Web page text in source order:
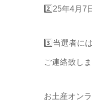
2️⃣25年4月7
3️⃣当選者に
ご連絡致し
お土産オン